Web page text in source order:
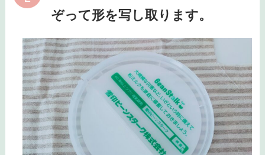
ぞって形を写し取ります。